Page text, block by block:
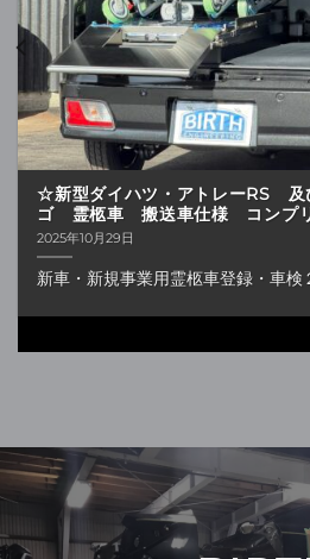
☆新型ダイハツ・アトレーRS
ゴ 霊柩車 搬送車仕様 コンプ
2025年10月29日
新車・新規事業用霊柩車登録・車検